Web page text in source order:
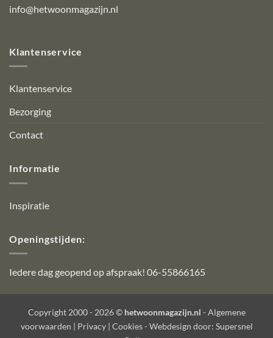
info@hetwoonmagazijn.nl
Klantenservice
Klantenservice
Bezorging
Contact
Informatie
Inspiratie
Openingstijden:
Iedere dag geopend op afspraak! 06-55866165
Copyright 2000 - 2026 © hetwoonmagazijn.nl - Algemene
voorwaarden | Privacy| Cookies- Webdesign door: Supersnel